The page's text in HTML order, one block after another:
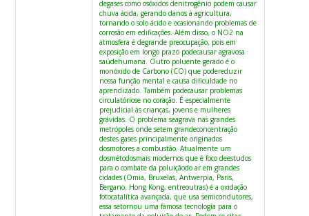
degases como osóxidos denitrogênio podem causar
chuva ácida, gerando danos à agricultura,
tornando o solo ácido e ocasionando problemas de
corrosão em edificações. Além disso, o NO2 na
atmosfera é degrande preocupação, pois em
exposição em longo prazo podecausar agravosa
saúdehumana. Outro poluente gerado é o
monóxido de Carbono (CO) que podereduzir
nossa função mental e causa dificuldade no
aprendizado. Também podecausar problemas
circulatóriose no coração. É especialmente
prejudicial às crianças, jovens e mulheres
grávidas. O problema seagrava nas grandes
metrópoles onde setem grandeconcentração
destes gases principalmente originados
dosmotores a combustão. Atualmente um
dosmétodosmais modernos que é foco deestudos
para o combate da poluiçãodo ar em grandes
cidades (Omia, Bruxelas, Antwerpia, Paris,
Bergano, Hong Kong, entreoutras) é a oxidação
fotocatalítica avançada, que usa semicondutores,
essa setornou uma famosa tecnologia para o